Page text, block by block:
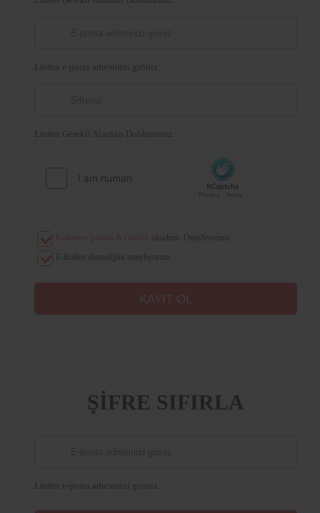
Lütfen e-posta adresinizi giriniz
Lütfen Gerekli Alanları Doldurunuz.
okudum. Onaylıyorum.
E-Bülten aboneliğini onaylıyorum.
ŞİFRE SIFIRLA
Lütfen e-posta adresinizi giriniz